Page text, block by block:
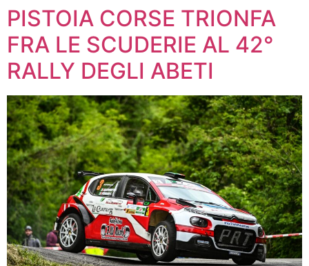
PISTOIA CORSE TRIONFA
FRA LE SCUDERIE AL 42°
RALLY DEGLI ABETI